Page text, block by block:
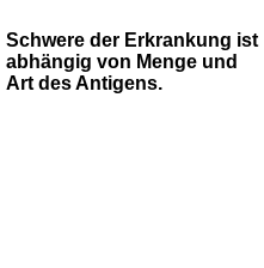
Schwere der Erkrankung ist
abhängig von Menge und
Art des Antigens.